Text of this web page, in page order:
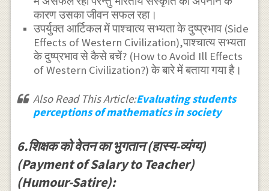
कारण उसका जीवन सफल रहा।
उपर्युक्त आर्टिकल में पाश्चात्य सभ्यता के दुष्प्रभाव (Side
Effects of Western Civilization),पाश्चात्य सभ्यता
के दुष्प्रभाव से कैसे बचें? (How to Avoid Ill Effects
of Western Civilization?) के बारे में बताया गया है।
Also Read This Article:Evaluating students
perceptions of mathematics in society
6.शिक्षक को वेतन का भुगतान (हास्य-व्यंग्य)
(Payment of Salary to Teacher)
(Humour-Satire):